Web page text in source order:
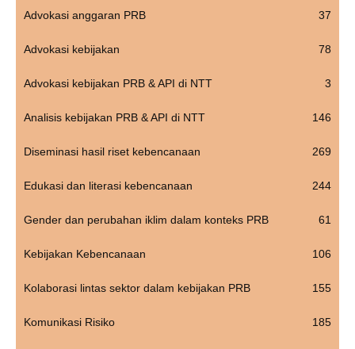
Advokasi anggaran PRB 37
Advokasi kebijakan 78
Advokasi kebijakan PRB & API di NTT 3
Analisis kebijakan PRB & API di NTT 146
Diseminasi hasil riset kebencanaan 269
Edukasi dan literasi kebencanaan 244
Gender dan perubahan iklim dalam konteks PRB 61
Kebijakan Kebencanaan 106
Kolaborasi lintas sektor dalam kebijakan PRB 155
Komunikasi Risiko 185